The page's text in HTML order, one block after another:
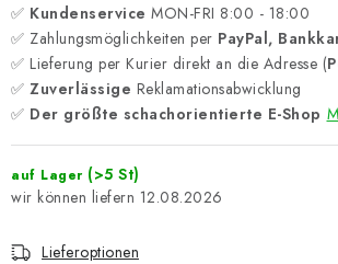
✅ Kundenservice MON-FRI 8:00 - 18:00
✅ Zahlungsmöglichkeiten per PayPal,
✅ Lieferung per Kurier direkt an die Adresse (
✅ Zuverlässige Reklamationsabwicklung
✅ Der größte schachorientierte E-Shop
auf Lager (>5 St)
12.08.2026
Lieferoptionen